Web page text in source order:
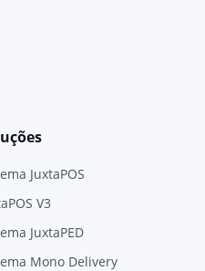
JuxtaPOS
V3
JuxtaPED
Mono Delivery